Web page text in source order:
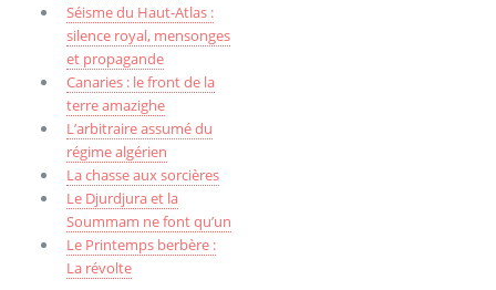
Séisme du Haut-Atlas :
silence royal, mensonges
et propagande
Canaries : le front de la
terre amazighe
L’arbitraire assumé du
régime algérien
La chasse aux sorcières
Le Djurdjura et la
Soummam ne font qu’un
Le Printemps berbère :
La révolte